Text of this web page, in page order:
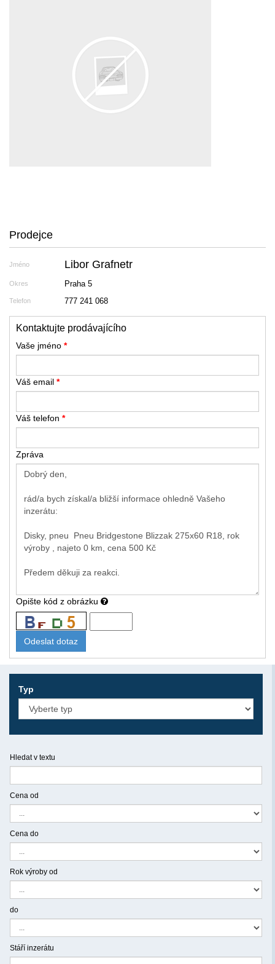
Prodejce
Jméno Libor Grafnetr
Okres Praha 5
Telefon 777 241 068
Kontaktujte prodávajícího
Vaše jméno *
Váš email *
Váš telefon *
Zpráva
Opište kód z obrázku
Typ
Hledat v textu
Cena od
Cena do
Rok výroby od
do
Stáří inzerátu